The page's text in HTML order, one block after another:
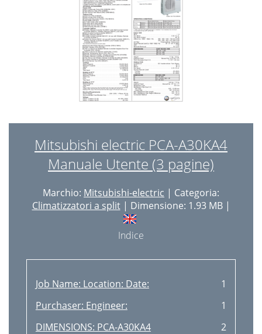
Mitsubishi electric PCA-A30KA4
Manuale Utente (3 pagine)
Marchio: Mitsubishi-electric | Categoria:
Climatizzatori a split| Dimensione: 1.93 MB |
Indice
Job Name: Location: Date:
1
Purchaser: Engineer:
1
DIMENSIONS: PCA-A30KA4
2